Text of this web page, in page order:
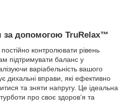
за допомогою TruRelax™
контролювати рівень
підтримувати баланс у
варіабельність вашого
дихальні вправи, які ефективно
та зняти напругу. Це ідеальна
про своє здоров’я та